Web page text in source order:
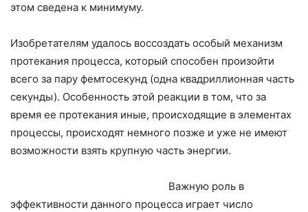
этом сведена к минимуму.
Изобретателям удалось воссоздать особый механизм
протекания процесса, который способен произойти
всего за пару фемтосекунд (одна квадриллионная часть
секунды). Особенность этой реакции в том, что за
время ее протекания иные, происходящие в элементах
процессы, происходят немного позже и уже не имеют
возможности взять крупную часть энергии.
Важную роль в
эффективности данного процесса играет число